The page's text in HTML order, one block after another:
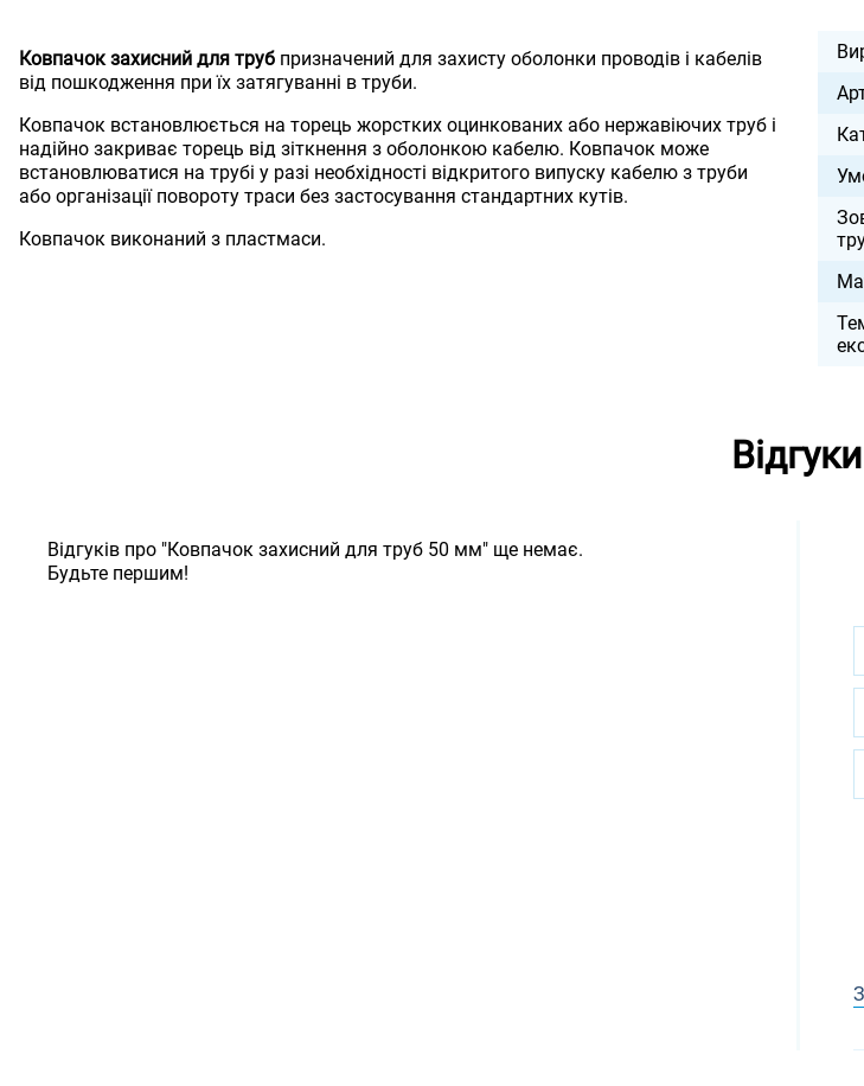
Ковпачок захисний для труб призначений для захисту оболонки проводів і кабелів
від пошкодження при їх затягуванні в труби.
Ковпачок встановлюється на торець жорстких оцинкованих або нержавіючих труб і
надійно закриває торець від зіткнення з оболонкою кабелю. Ковпачок може
встановлюватися на трубі у разі необхідності відкритого випуску кабелю з труби
або організації повороту траси без застосування стандартних кутів.
Ковпачок виконаний з пластмаси.
Відгуки
Відгуків про "Ковпачок захисний для труб 50 мм" ще немає.
Будьте першим!